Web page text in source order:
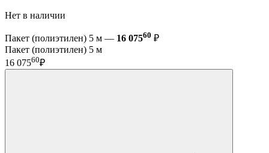
Нет в наличии
Пакет (полиэтилен) 5 м — 16 07560 ₽
Пакет (полиэтилен) 5 м
16 07560₽